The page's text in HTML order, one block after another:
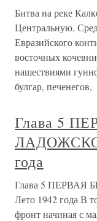
Битва на реке
Центральную,
Евразийского
восточных
нашествиями
булгар, печенегов,
Глава 5
года
Глава 5
Лето 1942 года В
фронт начиная с